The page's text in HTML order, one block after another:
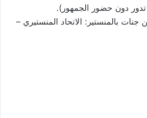
تدور دون حضور الجمهور).
بالمنستير: الاتحاد المنستيري –